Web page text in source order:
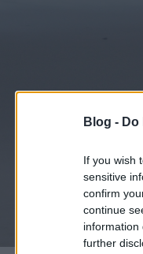
Blog -
If you wish
sensitive
confirm
continue
information
further